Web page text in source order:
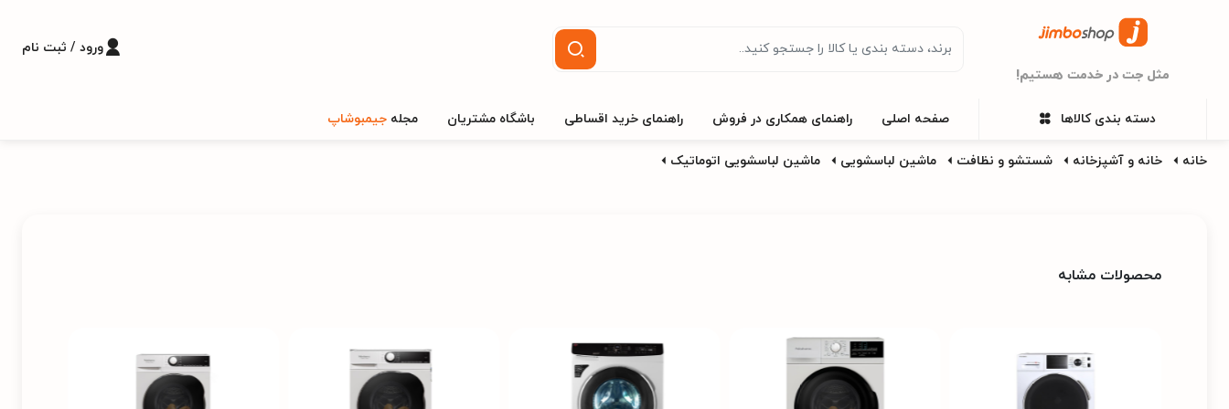
مثل جت در خدمت هستیم!
ورود / ثبت نام
دسته بندی کالاها صفحه اصلی راهنمای همکاری در فروش راهنمای خرید اقساطی باشگاه مشتریان مجله جیمبوشاپ
خانه خانه و آشپزخانه شستشو و نظافت ماشین لباسشویی ماشین لباسشویی اتوماتیک
محصولات مشابه